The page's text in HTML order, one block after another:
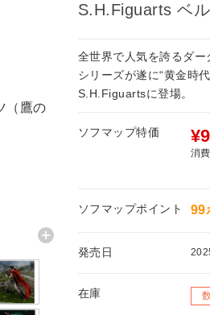
S.H.Figuarts ベ
全世界で人気を誇るダ
シリーズが遂に“黄金時
S.H.Figuartsに登場。
ソフマップ特価
消
ソフマップポイント 99
発売日
在庫